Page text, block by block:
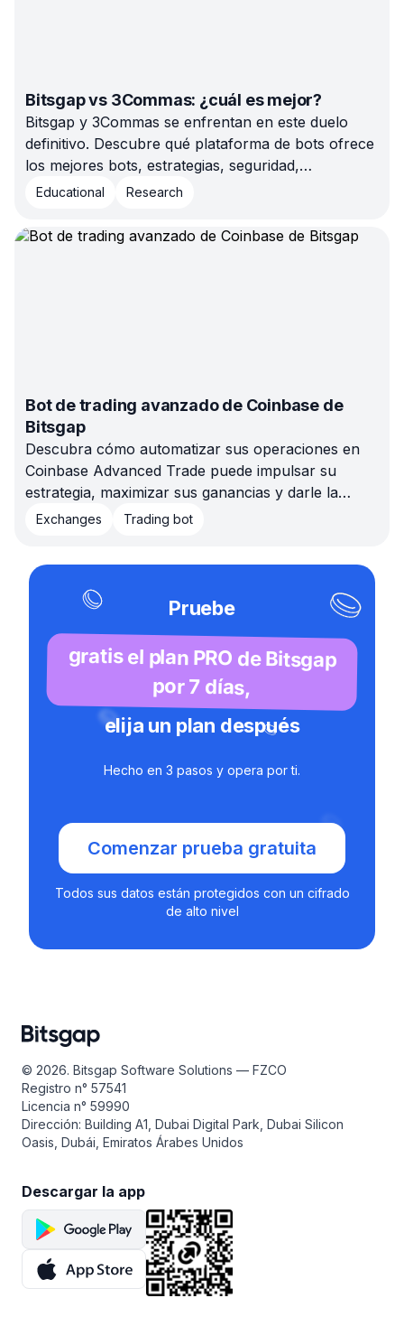
Bitsgap vs 3Commas: ¿cuál es mejor?
Bitsgap y 3Commas se enfrentan en este duelo
definitivo. Descubre qué plataforma de bots ofrece
los mejores bots, estrategias, seguridad,
intercambios y funciones de gestión de riesgos
¡Que comience la batalla de los bots!
Educational Research
Bot de trading avanzado de Coinbase de
Bitsgap
Descubra cómo automatizar sus operaciones en
Coinbase Advanced Trade puede impulsar su
estrategia, maximizar sus ganancias y darle la
libertad de alejarse de la pantalla.
Exchanges Trading bot
Pruebe
gratis el plan PRO de Bitsgap
por 7 días,
elija un plan después
Hecho en 3 pasos y opera por ti.
Comenzar prueba gratuita
Todos sus datos están protegidos con un cifrado
de alto nivel
© 2026. Bitsgap Software Solutions — FZCO
Registro n° 57541
Licencia n° 59990
Dirección: Building A1, Dubai Digital Park, Dubai Silicon
Oasis, Dubái, Emiratos Árabes Unidos
Descargar la app